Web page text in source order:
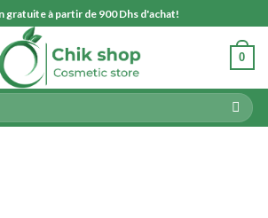
gratuite à partir de 900 Dhs d'achat!
0